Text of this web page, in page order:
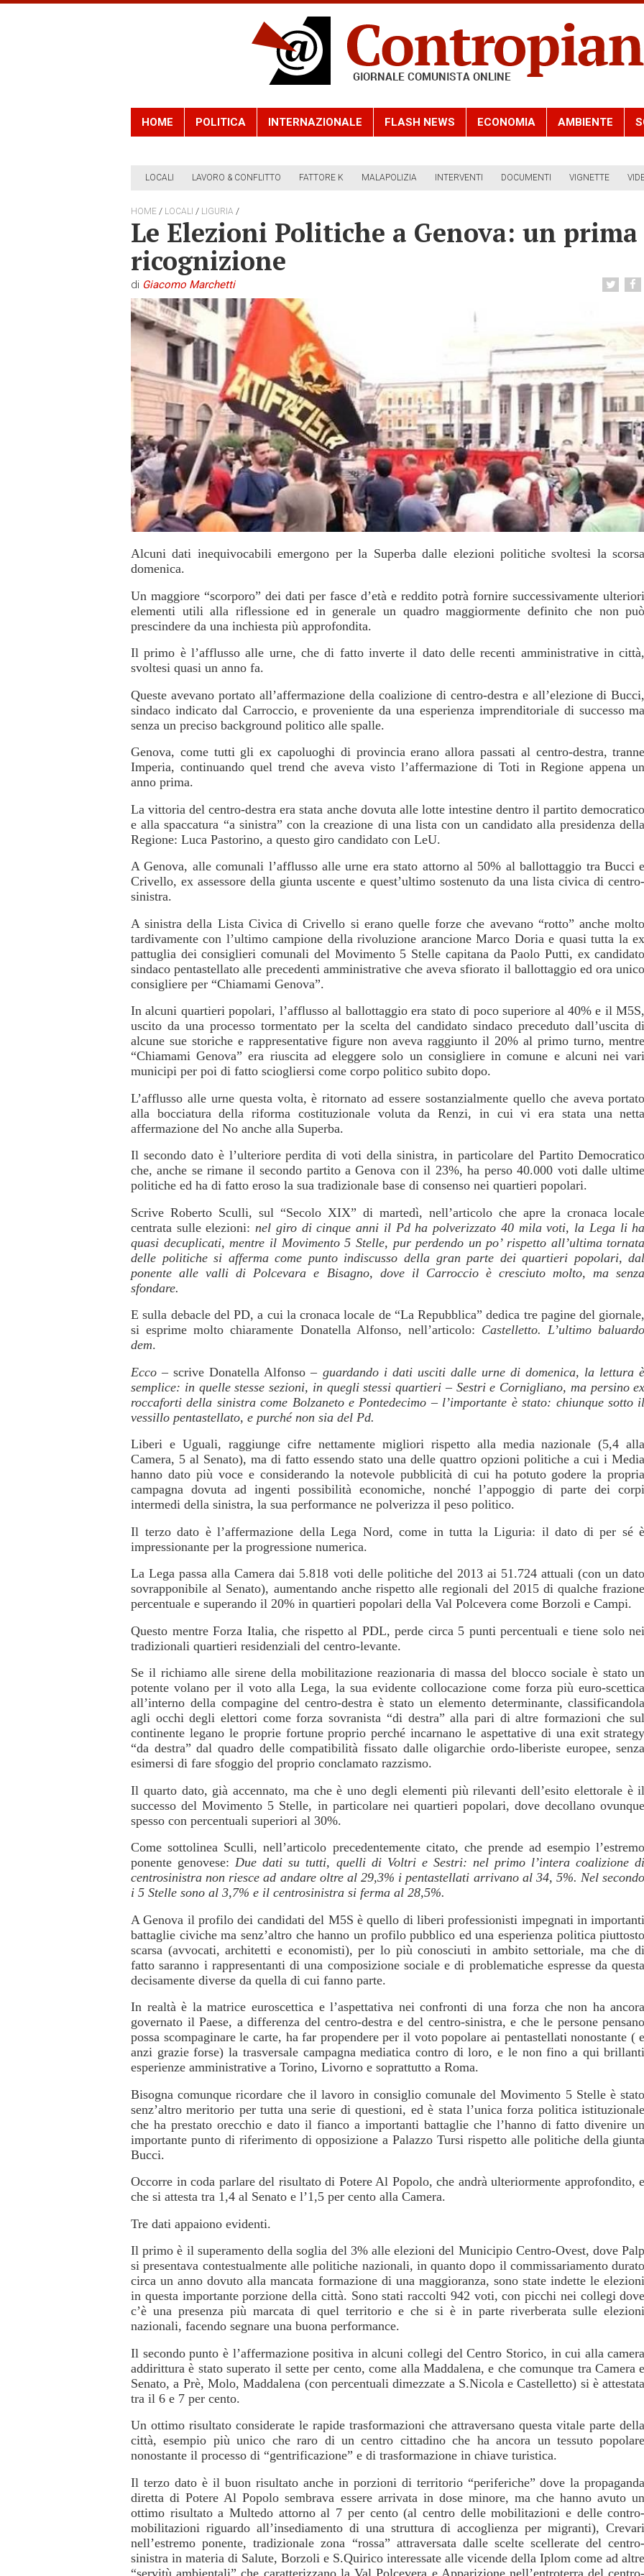
HOME POLITICA INTERNAZIONALE FLASH NEWS ECONOMIA AMBIENTE
LOCALI LAVORO & CONFLITTO FATTORE K MALAPOLIZIA INTERVENTI DOCUMENTI VIGNETTE
HOME / LOCALI / LIGURIA /
Le Elezioni Politiche a Genova: un prima
ricognizione
di Giacomo Marchetti
Alcuni dati inequivocabili emergono per la Superba dalle elezioni politiche svoltesi la scorsa
domenica.
Un maggiore “scorporo” dei dati per fasce d’età e reddito potrà fornire successivamente ulteriori
elementi utili alla riflessione ed in generale un quadro maggiormente definito che non può
prescindere da una inchiesta più approfondita.
Il primo è l’afflusso alle urne, che di fatto inverte il dato delle recenti amministrative in città,
svoltesi quasi un anno fa.
Queste avevano portato all’affermazione della coalizione di centro-destra e all’elezione di Bucci,
sindaco indicato dal Carroccio, e proveniente da una esperienza imprenditoriale di successo ma
senza un preciso background politico alle spalle.
Genova, come tutti gli ex capoluoghi di provincia erano allora passati al centro-destra, tranne
Imperia, continuando quel trend che aveva visto l’affermazione di Toti in Regione appena un
anno prima.
La vittoria del centro-destra era stata anche dovuta alle lotte intestine dentro il partito democratico
e alla spaccatura “a sinistra” con la creazione di una lista con un candidato alla presidenza della
Regione: Luca Pastorino, a questo giro candidato con LeU.
A Genova, alle comunali l’afflusso alle urne era stato attorno al 50% al ballottaggio tra Bucci e
Crivello, ex assessore della giunta uscente e quest’ultimo sostenuto da una lista civica di centro-
sinistra.
A sinistra della Lista Civica di Crivello si erano quelle forze che avevano “rotto” anche molto
tardivamente con l’ultimo campione della rivoluzione arancione Marco Doria e quasi tutta la ex
pattuglia dei consiglieri comunali del Movimento 5 Stelle capitana da Paolo Putti, ex candidato
sindaco pentastellato alle precedenti amministrative che aveva sfiorato il ballottaggio ed ora unico
consigliere per “Chiamami Genova”.
In alcuni quartieri popolari, l’afflusso al ballottaggio era stato di poco superiore al 40% e il M5S,
uscito da una processo tormentato per la scelta del candidato sindaco preceduto dall’uscita di
alcune sue storiche e rappresentative figure non aveva raggiunto il 20% al primo turno, mentre
“Chiamami Genova” era riuscita ad eleggere solo un consigliere in comune e alcuni nei vari
municipi per poi di fatto sciogliersi come corpo politico subito dopo.
L’afflusso alle urne questa volta, è ritornato ad essere sostanzialmente quello che aveva portato
alla bocciatura della riforma costituzionale voluta da Renzi, in cui vi era stata una netta
affermazione del No anche alla Superba.
Il secondo dato è l’ulteriore perdita di voti della sinistra, in particolare del Partito Democratico
che, anche se rimane il secondo partito a Genova con il 23%, ha perso 40.000 voti dalle ultime
politiche ed ha di fatto eroso la sua tradizionale base di consenso nei quartieri popolari.
Scrive Roberto Sculli, sul “Secolo XIX” di martedì, nell’articolo che apre la cronaca locale
centrata sulle elezioni: nel giro di cinque anni il Pd ha polverizzato 40 mila voti, la Lega li ha
quasi decuplicati, mentre il Movimento 5 Stelle, pur perdendo un po’ rispetto all’ultima tornata
delle politiche si afferma come punto indiscusso della gran parte dei quartieri popolari, dal
ponente alle valli di Polcevara e Bisagno, dove il Carroccio è cresciuto molto, ma senza
sfondare.
E sulla debacle del PD, a cui la cronaca locale de “La Repubblica” dedica tre pagine del giornale,
si esprime molto chiaramente Donatella Alfonso, nell’articolo: Castelletto. L’ultimo baluardo
dem.
Ecco – scrive Donatella Alfonso – guardando i dati usciti dalle urne di domenica, la lettura è
semplice: in quelle stesse sezioni, in quegli stessi quartieri – Sestri e Cornigliano, ma persino ex
roccaforti della sinistra come Bolzaneto e Pontedecimo – l’importante è stato: chiunque sotto il
vessillo pentastellato, e purché non sia del Pd.
Liberi e Uguali, raggiunge cifre nettamente migliori rispetto alla media nazionale (5,4 alla
Camera, 5 al Senato), ma di fatto essendo stato una delle quattro opzioni politiche a cui i Media
hanno dato più voce e considerando la notevole pubblicità di cui ha potuto godere la propria
campagna dovuta ad ingenti possibilità economiche, nonché l’appoggio di parte dei corpi
intermedi della sinistra, la sua performance ne polverizza il peso politico.
Il terzo dato è l’affermazione della Lega Nord, come in tutta la Liguria: il dato di per sé è
impressionante per la progressione numerica.
La Lega passa alla Camera dai 5.818 voti delle politiche del 2013 ai 51.724 attuali (con un dato
sovrapponibile al Senato), aumentando anche rispetto alle regionali del 2015 di qualche frazione
percentuale e superando il 20% in quartieri popolari della Val Polcevera come Borzoli e Campi.
Questo mentre Forza Italia, che rispetto al PDL, perde circa 5 punti percentuali e tiene solo nei
tradizionali quartieri residenziali del centro-levante.
Se il richiamo alle sirene della mobilitazione reazionaria di massa del blocco sociale è stato un
potente volano per il voto alla Lega, la sua evidente collocazione come forza più euro-scettica
all’interno della compagine del centro-destra è stato un elemento determinante, classificandola
agli occhi degli elettori come forza sovranista “di destra” alla pari di altre formazioni che sul
continente legano le proprie fortune proprio perché incarnano le aspettative di una exit strategy
“da destra” dal quadro delle compatibilità fissato dalle oligarchie ordo-liberiste europee, senza
esimersi di fare sfoggio del proprio conclamato razzismo.
Il quarto dato, già accennato, ma che è uno degli elementi più rilevanti dell’esito elettorale è il
successo del Movimento 5 Stelle, in particolare nei quartieri popolari, dove decollano ovunque
spesso con percentuali superiori al 30%.
Come sottolinea Sculli, nell’articolo precedentemente citato, che prende ad esempio l’estremo
ponente genovese:Due dati su tutti, quelli di Voltri e Sestri: nel primo l’intera coalizione di
centrosinistra non riesce ad andare oltre al 29,3% i pentastellati arrivano al 34, 5%. Nel secondo
i 5 Stelle sono al 3,7% e il centrosinistra si ferma al 28,5%.
A Genova il profilo dei candidati del M5S è quello di liberi professionisti impegnati in importanti
battaglie civiche ma senz’altro che hanno un profilo pubblico ed una esperienza politica piuttosto
scarsa (avvocati, architetti e economisti), per lo più conosciuti in ambito settoriale, ma che di
fatto saranno i rappresentanti di una composizione sociale e di problematiche espresse da questa
decisamente diverse da quella di cui fanno parte.
In realtà è la matrice euroscettica e l’aspettativa nei confronti di una forza che non ha ancora
governato il Paese, a differenza del centro-destra e del centro-sinistra, e che le persone pensano
possa scompaginare le carte, ha far propendere per il voto popolare ai pentastellati nonostante ( e
anzi grazie forse) la trasversale campagna mediatica contro di loro, e le non fino a qui brillanti
esperienze amministrative a Torino, Livorno e soprattutto a Roma.
Bisogna comunque ricordare che il lavoro in consiglio comunale del Movimento 5 Stelle è stato
senz’altro meritorio per tutta una serie di questioni, ed è stata l’unica forza politica istituzionale
che ha prestato orecchio e dato il fianco a importanti battaglie che l’hanno di fatto divenire un
importante punto di riferimento di opposizione a Palazzo Tursi rispetto alle politiche della giunta
Bucci.
Occorre in coda parlare del risultato di Potere Al Popolo, che andrà ulteriormente approfondito, e
che si attesta tra 1,4 al Senato e l’1,5 per cento alla Camera.
Tre dati appaiono evidenti.
Il primo è il superamento della soglia del 3% alle elezioni del Municipio Centro-Ovest, dove Palp
si presentava contestualmente alle politiche nazionali, in quanto dopo il commissariamento durato
circa un anno dovuto alla mancata formazione di una maggioranza, sono state indette le elezioni
in questa importante porzione della città. Sono stati raccolti 942 voti, con picchi nei collegi dove
c’è una presenza più marcata di quel territorio e che si è in parte riverberata sulle elezioni
nazionali, facendo segnare una buona performance.
Il secondo punto è l’affermazione positiva in alcuni collegi del Centro Storico, in cui alla camera
addirittura è stato superato il sette per cento, come alla Maddalena, e che comunque tra Camera e
Senato, a Prè, Molo, Maddalena (con percentuali dimezzate a S.Nicola e Castelletto) si è attestata
tra il 6 e 7 per cento.
Un ottimo risultato considerate le rapide trasformazioni che attraversano questa vitale parte della
città, esempio più unico che raro di un centro cittadino che ha ancora un tessuto popolare
nonostante il processo di “gentrificazione” e di trasformazione in chiave turistica.
Il terzo dato è il buon risultato anche in porzioni di territorio “periferiche” dove la propaganda
diretta di Potere Al Popolo sembrava essere arrivata in dose minore, ma che hanno avuto un
ottimo risultato a Multedo attorno al 7 per cento (al centro delle mobilitazioni e delle contro-
mobilitazioni riguardo all’insediamento di una struttura di accoglienza per migranti), Crevari
nell’estremo ponente, tradizionale zona “rossa” attraversata dalle scelte scellerate del centro-
sinistra in materia di Salute, Borzoli e S.Quirico interessate alle vicende della Iplom come ad altre
“servitù ambientali” che caratterizzano la Val Polcevera e Apparizione nell’entroterra del centro-